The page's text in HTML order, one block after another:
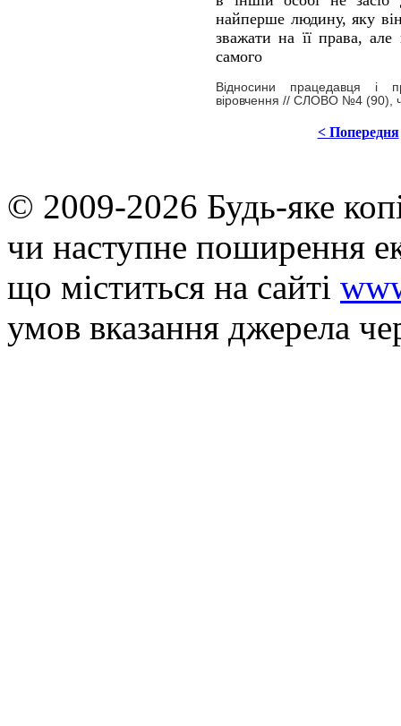
найперше людину, яку
зважати на її права,
самого
Відносини працедавця і
віровчення // СЛОВО №4 (90),
< Попередня
© 2009-2026 Будь-яке
чи наступне поширення
що мiститься на сайті
умов вказання джерела